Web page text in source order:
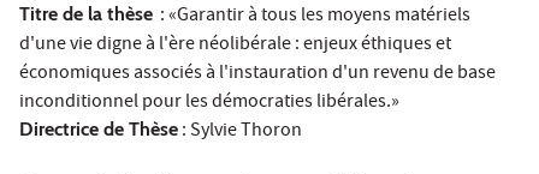
Titre de la thèse : «Garantir à tous les moyens matériels
d'une vie digne à l'ère néolibérale : enjeux éthiques et
économiques associés à l'instauration d'un revenu de base
inconditionnel pour les démocraties libérales.»
Directrice de Thèse : Sylvie Thoron